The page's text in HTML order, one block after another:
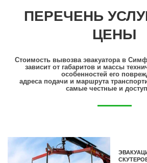
ПЕРЕЧЕНЬ
ЦЕНЫ
Стоимость вывозва эвакуатора в
зависит от габаритов и массы
особенностей его
адреса подачи и маршрута
самые честные и